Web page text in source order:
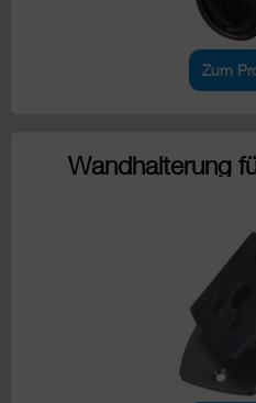
Zum
Wandhalterung